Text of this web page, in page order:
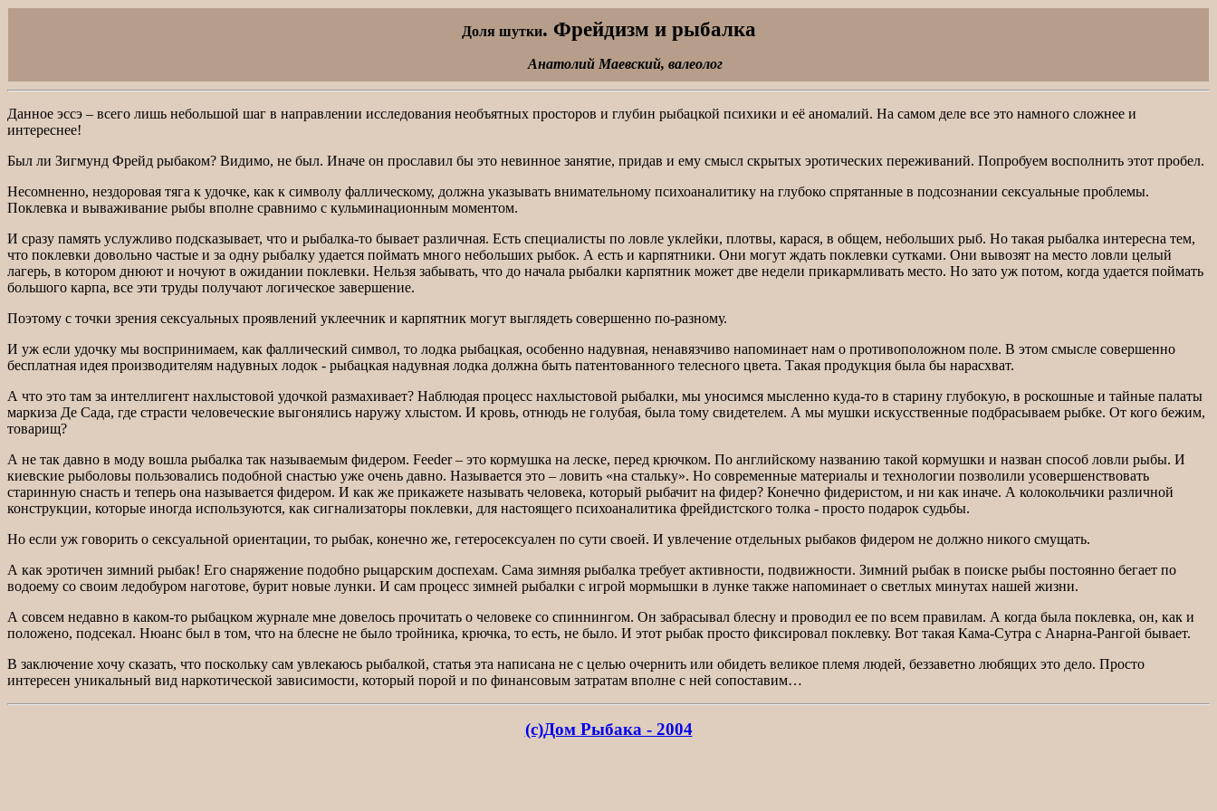
Доля шутки. Фрейдизм и рыбалка
Анатолий Маевский, валеолог
Данное эссэ – всего лишь небольшой шаг в направлении исследования необъятных просторов и глубин рыбацкой психики и её аномалий. На самом деле все это намного сложнее и
интереснее!
Был ли Зигмунд Фрейд рыбаком? Видимо, не был. Иначе он прославил бы это невинное занятие, придав и ему смысл скрытых эротических переживаний. Попробуем восполнить этот пробел.
Несомненно, нездоровая тяга к удочке, как к символу фаллическому, должна указывать внимательному психоаналитику на глубоко спрятанные в подсознании сексуальные проблемы.
Поклевка и вываживание рыбы вполне сравнимо с кульминационным моментом.
И сразу память услужливо подсказывает, что и рыбалка-то бывает различная. Есть специалисты по ловле уклейки, плотвы, карася, в общем, небольших рыб. Но такая рыбалка интересна тем,
что поклевки довольно частые и за одну рыбалку удается поймать много небольших рыбок. А есть и карпятники. Они могут ждать поклевки сутками. Они вывозят на место ловли целый
лагерь, в котором днюют и ночуют в ожидании поклевки. Нельзя забывать, что до начала рыбалки карпятник может две недели прикармливать место. Но зато уж потом, когда удается поймать
большого карпа, все эти труды получают логическое завершение.
Поэтому с точки зрения сексуальных проявлений уклеечник и карпятник могут выглядеть совершенно по-разному.
И уж если удочку мы воспринимаем, как фаллический символ, то лодка рыбацкая, особенно надувная, ненавязчиво напоминает нам о противоположном поле. В этом смысле совершенно
бесплатная идея производителям надувных лодок - рыбацкая надувная лодка должна быть патентованного телесного цвета. Такая продукция была бы нарасхват.
А что это там за интеллигент нахлыстовой удочкой размахивает? Наблюдая процесс нахлыстовой рыбалки, мы уносимся мысленно куда-то в старину глубокую, в роскошные и тайные палаты
маркиза Де Сада, где страсти человеческие выгонялись наружу хлыстом. И кровь, отнюдь не голубая, была тому свидетелем. А мы мушки искусственные подбрасываем рыбке. От кого бежим,
товарищ?
А не так давно в моду вошла рыбалка так называемым фидером. Feeder – это кормушка на леске, перед крючком. По английскому названию такой кормушки и назван способ ловли рыбы. И
киевские рыболовы пользовались подобной снастью уже очень давно. Называется это – ловить «на стальку». Но современные материалы и технологии позволили усовершенствовать
старинную снасть и теперь она называется фидером. И как же прикажете называть человека, который рыбачит на фидер? Конечно фидеристом, и ни как иначе. А колокольчики различной
конструкции, которые иногда используются, как сигнализаторы поклевки, для настоящего психоаналитика фрейдистского толка - просто подарок судьбы.
Но если уж говорить о сексуальной ориентации, то рыбак, конечно же, гетеросексуален по сути своей. И увлечение отдельных рыбаков фидером не должно никого смущать.
А как эротичен зимний рыбак! Его снаряжение подобно рыцарским доспехам. Сама зимняя рыбалка требует активности, подвижности. Зимний рыбак в поиске рыбы постоянно бегает по
водоему со своим ледобуром наготове, бурит новые лунки. И сам процесс зимней рыбалки с игрой мормышки в лунке также напоминает о светлых минутах нашей жизни.
А совсем недавно в каком-то рыбацком журнале мне довелось прочитать о человеке со спиннингом. Он забрасывал блесну и проводил ее по всем правилам. А когда была поклевка, он, как и
положено, подсекал. Нюанс был в том, что на блесне не было тройника, крючка, то есть, не было. И этот рыбак просто фиксировал поклевку. Вот такая Кама-Сутра с Анарна-Рангой бывает.
В заключение хочу сказать, что поскольку сам увлекаюсь рыбалкой, статья эта написана не с целью очернить или обидеть великое племя людей, беззаветно любящих это дело. Просто
интересен уникальный вид наркотической зависимости, который порой и по финансовым затратам вполне с ней сопоставим…
(с)Дом Рыбака - 2004